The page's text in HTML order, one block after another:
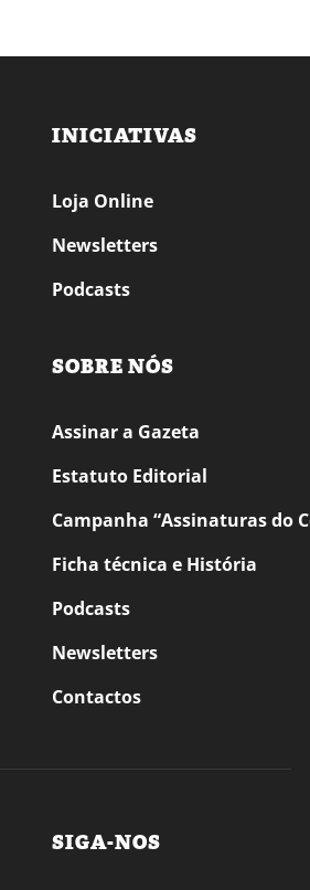
INICIATIVAS
Loja Online
Newsletters
Podcasts
SOBRE NÓS
Assinar a Gazeta
Estatuto Editorial
Campanha “Assinaturas do
Ficha técnica e História
Podcasts
Newsletters
Contactos
SIGA-NOS